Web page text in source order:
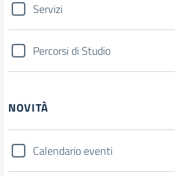
Servizi
Percorsi di Studio
NOVITÀ
Calendario eventi